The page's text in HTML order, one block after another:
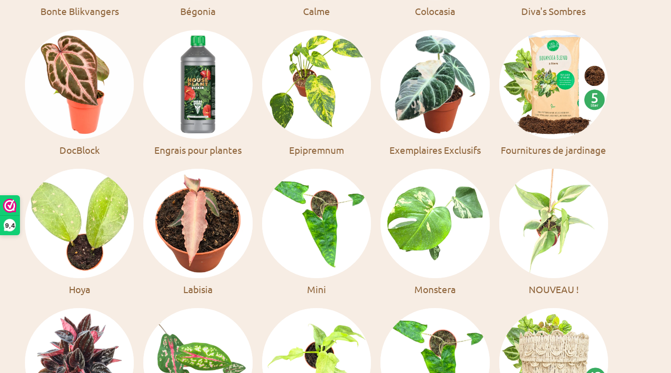
9,4
Bonte Blikvangers Bégonia Calme Colocasia Diva's Sombres
DocBlock Engrais pour plantes Epipremnum Exemplaires Exclusifs Fournitures de jardinage
Hoya Labisia Mini Monstera NOUVEAU !